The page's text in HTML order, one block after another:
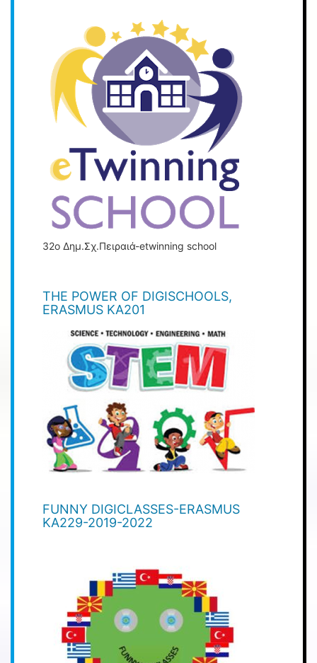
32ο Δημ.Σχ.Πειραιά-etwinning school
THE POWER OF DIGISCHOOLS,
ERASMUS KA201
FUNNY DIGICLASSES-ERASMUS
KA229-2019-2022